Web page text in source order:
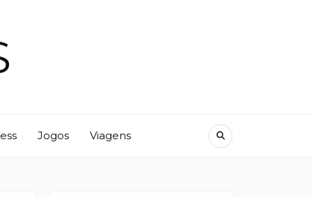
Jogos Viagens